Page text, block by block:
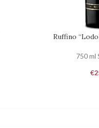
RICHIEDIRuffino
750 ml
€